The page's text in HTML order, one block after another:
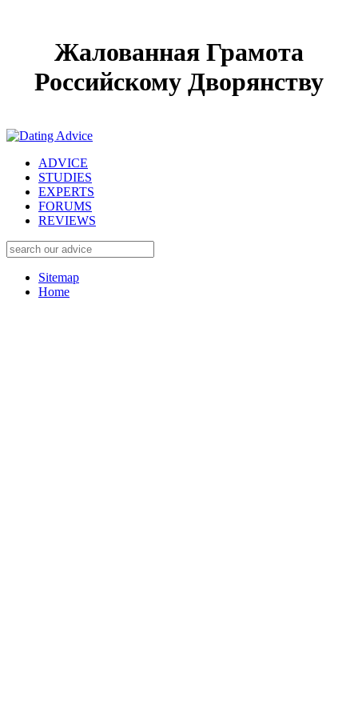
Жалованная Грамота
Российскому Дворянству
ADVICE
STUDIES
EXPERTS
FORUMS
REVIEWS
Sitemap
Home